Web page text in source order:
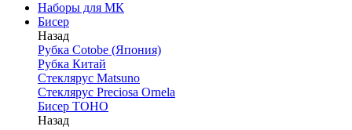
Наборы для МК
Бисер
Назад
Рубка Cotobe (Япония)
Рубка Китай
Стеклярус Matsuno
Стеклярус Preciosa Ornela
Бисер TOHO
Назад